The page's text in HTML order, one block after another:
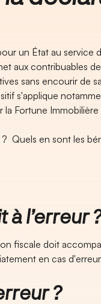
un État au service
aux contribuables
sans encourir de
s'applique
Fortune Immobilière
Quels en sont les
l’erreur
fiscale doit
en cas
?